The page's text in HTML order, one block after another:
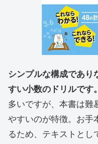
シンプルな構成であり
すい小数のドリルです。
多いですが、本書は難
やすいのが特徴。お手
るため、テキストとし